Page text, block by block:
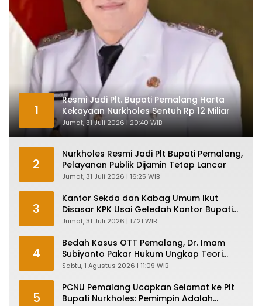
1
Resmi Jadi Plt. Bupati Pemalang Harta
Kekayaan Nurkholes Sentuh Rp 12 Miliar
Jumat, 31 Juli 2026 | 20:40 WIB
2
Nurkholes Resmi Jadi Plt Bupati Pemalang,
Pelayanan Publik Dijamin Tetap Lancar
Jumat, 31 Juli 2026 | 16:25 WIB
3
Kantor Sekda dan Kabag Umum Ikut
Disasar KPK Usai Geledah Kantor Bupati
Pemalang
Jumat, 31 Juli 2026 | 17:21 WIB
4
Bedah Kasus OTT Pemalang, Dr. Imam
Subiyanto Pakar Hukum Ungkap Teori
Penyertaan KPK
Sabtu, 1 Agustus 2026 | 11:09 WIB
5
PCNU Pemalang Ucapkan Selamat ke Plt
Bupati Nurkholes: Pemimpin Adalah